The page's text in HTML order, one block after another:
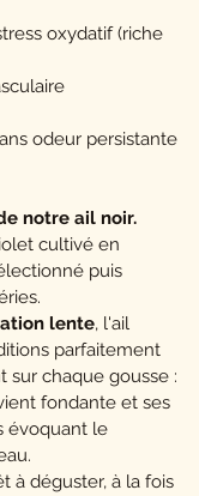
oxydatif (riche
odeur persistante
notre ail noir.
cultivé en
puis
lente, l'ail
parfaitement
sur chaque gousse :
fondante et ses
évoquant le
à déguster, à la fois